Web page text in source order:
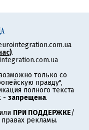
).
только со
правду",
полного текста
- запрещена.
или ПРИ ПОДДЕРЖКЕ/
рекламы.